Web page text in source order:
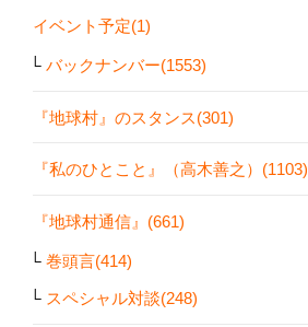
イベント予定(1)
バックナンバー(1553)
『地球村』のスタンス(301)
『私のひとこと』（高木善之）(1103)
『地球村通信』(661)
巻頭言(414)
スペシャル対談(248)